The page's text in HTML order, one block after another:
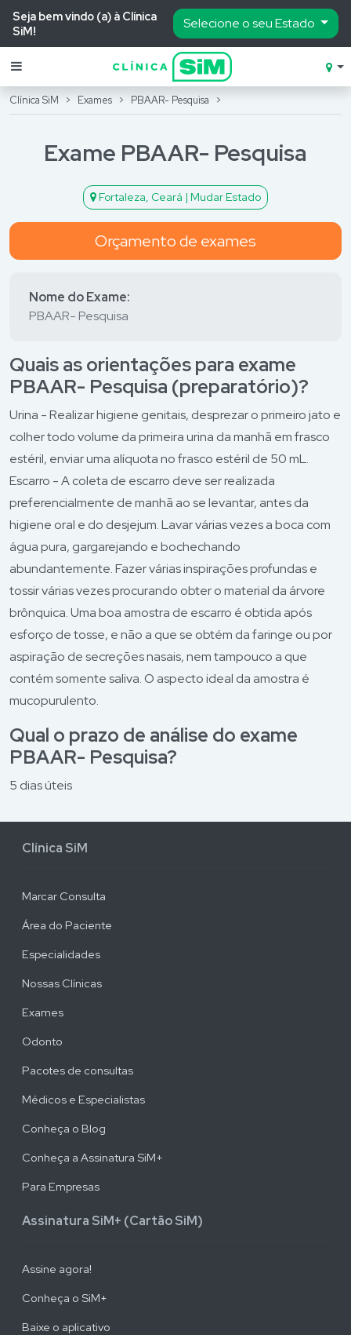
Seja bem vindo (a) à Clínica
SiM!
Selecione o seu Estado
Marcar Consulta
Área do Paciente
Especialidades
Nossas Clínicas
Pacotes de consultas
Médicos e Especialistas
Conheça o Blog
Conheça a Assinatura SiM+
Para Empresas
Clínica SiM Exames PBAAR- Pesquisa
Exame PBAAR- Pesquisa
Fortaleza, Ceará | Mudar Estado
Orçamento de exames
Nome do Exame:
PBAAR- Pesquisa
Quais as orientações para exame
PBAAR- Pesquisa (preparatório)?
Urina - Realizar higiene genitais, desprezar o primeiro jato e
colher todo volume da primeira urina da manhã em frasco
estéril, enviar uma alíquota no frasco estéril de 50 mL.
Escarro - A coleta de escarro deve ser realizada
preferencialmente de manhã ao se levantar, antes da
higiene oral e do desjejum. Lavar várias vezes a boca com
água pura, gargarejando e bochechando
abundantemente. Fazer várias inspirações profundas e
tossir várias vezes procurando obter o material da árvore
brônquica. Uma boa amostra de escarro é obtida após
esforço de tosse, e não a que se obtém da faringe ou por
aspiração de secreções nasais, nem tampouco a que
contém somente saliva. O aspecto ideal da amostra é
mucopurulento.
Qual o prazo de análise do exame
PBAAR- Pesquisa?
5 dias úteis
Clínica SiM
Marcar Consulta
Área do Paciente
Especialidades
Nossas Clínicas
Exames
Odonto
Pacotes de consultas
Médicos e Especialistas
Conheça o Blog
Conheça a Assinatura SiM+
Para Empresas
Assinatura SiM+ (Cartão SiM)
Assine agora!
Conheça o SiM+
Baixe o aplicativo